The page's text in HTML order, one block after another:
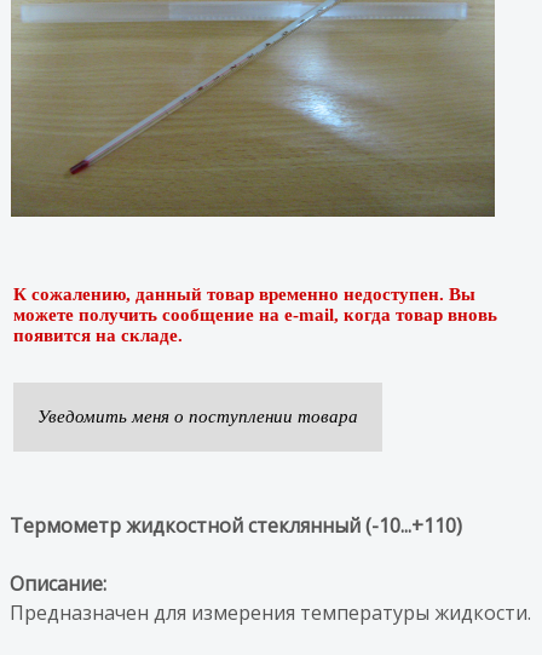
К сожалению, данный товар временно недоступен. Вы
можете получить сообщение на e-mail, когда товар вновь
появится на складе.
Уведомить меня о поступлении товара
Термометр жидкостной стеклянный (-10...+110)
Описание:
Предназначен для измерения температуры жидкости.